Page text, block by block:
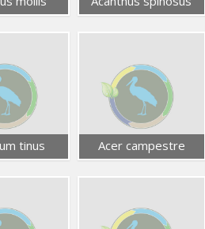
tinus Acer campestre